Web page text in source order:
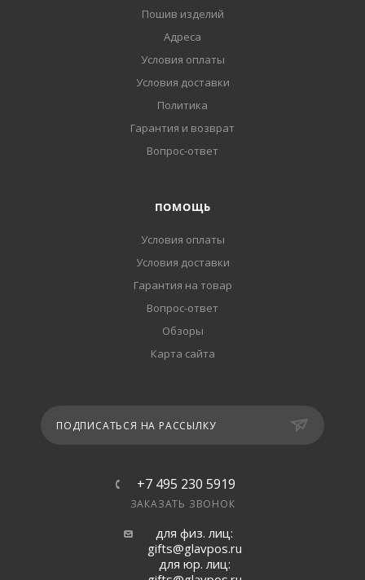
Пошив изделий
Адреса
Условия оплаты
Условия доставки
Политика
Гарантия и возврат
Вопрос-ответ
ПОМОЩЬ
Условия оплаты
Условия доставки
Гарантия на товар
Вопрос-ответ
Обзоры
Карта сайта
ПОДПИСАТЬСЯ НА РАССЫЛКУ
+7 495 230 5919
ЗАКАЗАТЬ ЗВОНОК
для физ. лиц:
gifts@glavpos.ru
для юр. лиц: